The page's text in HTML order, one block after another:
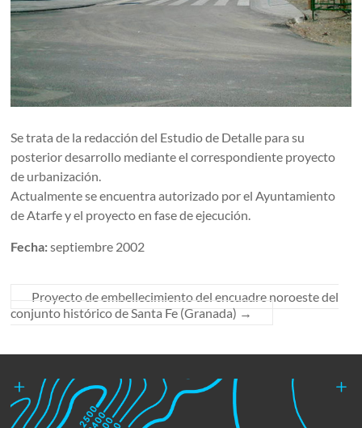
Se trata de la redacción del Estudio de Detalle para su
posterior desarrollo mediante el correspondiente proyecto
de urbanización.
Actualmente se encuentra autorizado por el Ayuntamiento
de Atarfe y el proyecto en fase de ejecución.
Fecha:septiembre 2002
Proyecto de embellecimiento del encuadre noroeste del
conjunto histórico de Santa Fe (Granada) →